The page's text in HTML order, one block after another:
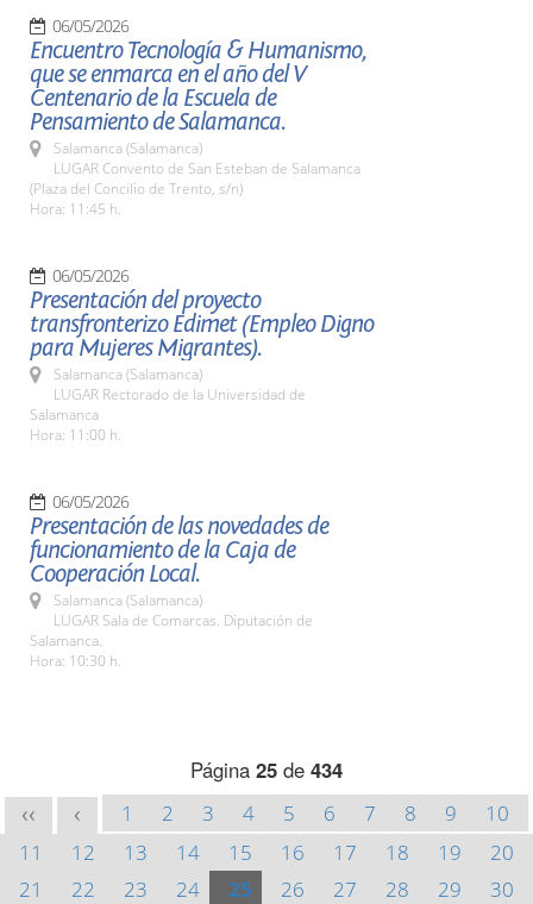
06/05/2026
Encuentro Tecnología & Humanismo,
que se enmarca en el año del V
Centenario de la Escuela de
Pensamiento de Salamanca.
Salamanca (Salamanca)
LUGAR Convento de San Esteban de Salamanca
(Plaza del Concilio de Trento, s/n)
Hora: 11:45 h.
06/05/2026
Presentación del proyecto
transfronterizo Edimet (Empleo Digno
para Mujeres Migrantes).
Salamanca (Salamanca)
LUGAR Rectorado de la Universidad de
Salamanca
Hora: 11:00 h.
06/05/2026
Presentación de las novedades de
funcionamiento de la Caja de
Cooperación Local.
Salamanca (Salamanca)
LUGAR Sala de Comarcas. Diputación de
Salamanca.
Hora: 10:30 h.
Página 25 de 434
<< < 1 2 3 4 5 6 7 8 9
10
11
12 13 14 15 16 17 18 19
20
21
22 23 24 25 26 27 28 29
30